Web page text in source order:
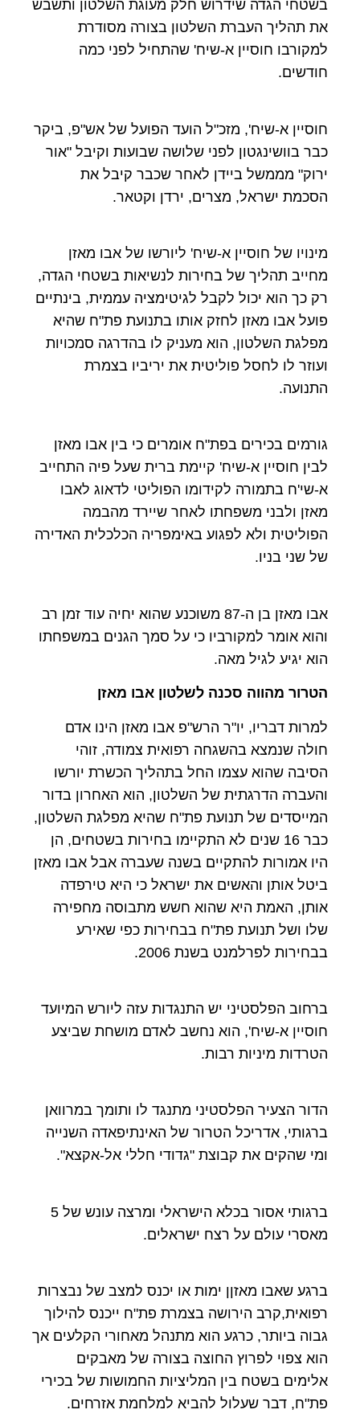
בשטחי הגדה שידרוש חלק מעוגת השלטון ותשבש
את תהליך העברת השלטון בצורה מסודרת
למקורבו חוסיין א-שיח' שהתחיל לפני כמה
חודשים.
חוסיין א-שיח', מזכ"ל הועד הפועל של אש"פ, ביקר
כבר בוושינגטון לפני שלושה שבועות וקיבל "אור
ירוק" מממשל ביידן לאחר שכבר קיבל את
הסכמת ישראל, מצרים, ירדן וקטאר.
מינויו של חוסיין א-שיח' ליורשו של אבו מאזן
מחייב תהליך של בחירות לנשיאות בשטחי הגדה,
רק כך הוא יכול לקבל לגיטימציה עממית, בינתיים
פועל אבו מאזן לחזק אותו בתנועת פת"ח שהיא
מפלגת השלטון, הוא מעניק לו בהדרגה סמכויות
ועוזר לו לחסל פוליטית את יריביו בצמרת
התנועה.
גורמים בכירים בפת"ח אומרים כי בין אבו מאזן
לבין חוסיין א-שיח' קיימת ברית שעל פיה התחייב
א-שי'ח בתמורה לקידומו הפוליטי לדאוג לאבו
מאזן ולבני משפחתו לאחר שיירד מהבמה
הפוליטית ולא לפגוע באימפריה הכלכלית האדירה
של שני בניו.
אבו מאזן בן ה-87 משוכנע שהוא יחיה עוד זמן רב
והוא אומר למקורביו כי על סמך הגנים במשפחתו
הוא יגיע לגיל מאה.
הטרור מהווה סכנה לשלטון אבו מאזן
למרות דבריו, יו"ר הרש"פ אבו מאזן הינו אדם
חולה שנמצא בהשגחה רפואית צמודה, זוהי
הסיבה שהוא עצמו החל בתהליך הכשרת יורשו
והעברה הדרגתית של השלטון, הוא האחרון בדור
המייסדים של תנועת פת"ח שהיא מפלגת השלטון,
כבר 16 שנים לא התקיימו בחירות בשטחים, הן
היו אמורות להתקיים בשנה שעברה אבל אבו מאזן
ביטל אותן והאשים את ישראל כי היא טירפדה
אותן, האמת היא שהוא חשש מתבוסה מחפירה
שלו ושל תנועת פת"ח בבחירות כפי שאירע
בבחירות לפרלמנט בשנת 2006.
ברחוב הפלסטיני יש התנגדות עזה ליורש המיועד
חוסיין א-שיח', הוא נחשב לאדם מושחת שביצע
הטרדות מיניות רבות.
הדור הצעיר הפלסטיני מתנגד לו ותומך במרוואן
ברגותי, אדריכל הטרור של האינתיפאדה השנייה
ומי שהקים את קבוצת "גדודי חללי אל-אקצא".
ברגותי אסור בכלא הישראלי ומרצה עונש של 5
מאסרי עולם על רצח ישראלים.
ברגע שאבו מאזןן ימות או יכנס למצב של נבצרות
רפואית,קרב הירושה בצמרת פת"ח ייכנס להילוך
גבוה ביותר, כרגע הוא מתנהל מאחורי הקלעים אך
הוא צפוי לפרוץ החוצה בצורה של מאבקים
אלימים בשטח בין המליציות החמושות של בכירי
פת"ח, דבר שעלול להביא למלחמת אזרחים.